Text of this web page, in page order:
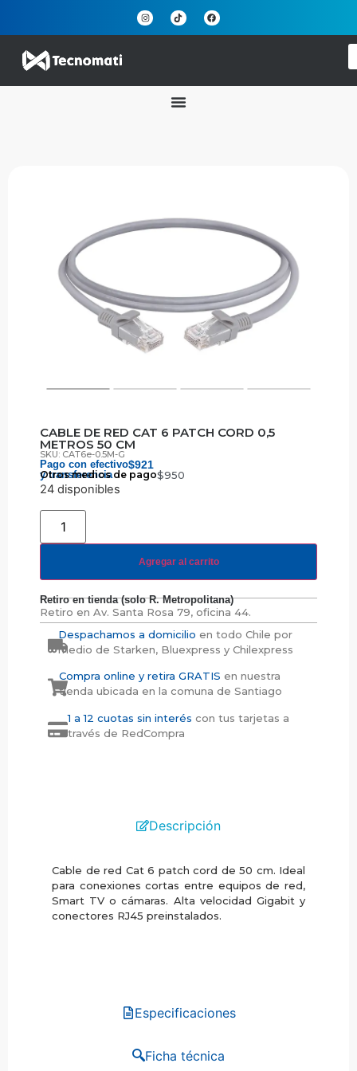
CABLE DE RED CAT 6 PATCH CORD 0,5
METROS 50 CM
SKU: CAT6e-0.5M-G
Pago con efectivo
y transferencia
$921
Otros medios de pago$950
24 disponibles
Agregar al carrito
Retiro en tienda (solo R. Metropolitana)
Retiro en Av. Santa Rosa 79, oficina 44.
Despachamos a domicilio en todo Chile por
medio de Starken, Bluexpress y Chilexpress
Compra online y retira GRATIS en nuestra
tienda ubicada en la comuna de Santiago
1 a 12 cuotas sin interés con tus tarjetas a
través de RedCompra
Descripción
Especificaciones
Ficha técnica
Cable de red Cat 6 patch cord de 50 cm. Ideal
para conexiones cortas entre equipos de red,
Smart TV o cámaras. Alta velocidad Gigabit y
conectores RJ45 preinstalados.